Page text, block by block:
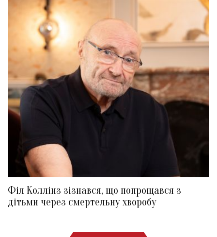
Філ Коллінз зізнався, що попрощався з
дітьми через смертельну хворобу